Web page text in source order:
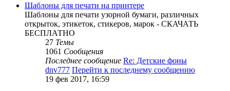
Шаблоны для печати на принтере
Шаблоны для печати узорной бумаги, различных
открыток, этикеток, стикеров, марок - СКАЧАТЬ
БЕСПЛАТНО
27 Темы
1061 Сообщения
Последнее сообщение Re: Детские фоны
dnv777 Перейти к последнему сообщению
19 фев 2017, 16:59